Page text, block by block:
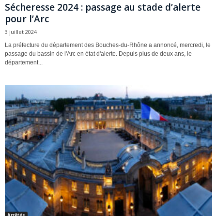
Sécheresse 2024 : passage au stade d’alerte
pour l’Arc
3 juillet 2024
La préfecture du département des Bouches-du-Rhône a annoncé, mercredi, le
passage du bassin de l'Arc en état d'alerte. Depuis plus de deux ans, le
département...